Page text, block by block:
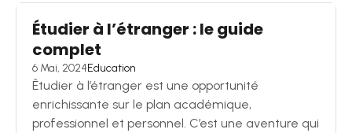
Étudier à l’étranger : le guide
complet
6 Mai, 2024Education
Êtudier à l’étranger est une opportunité
enrichissante sur le plan académique,
professionnel et personnel. C’est une aventure qui